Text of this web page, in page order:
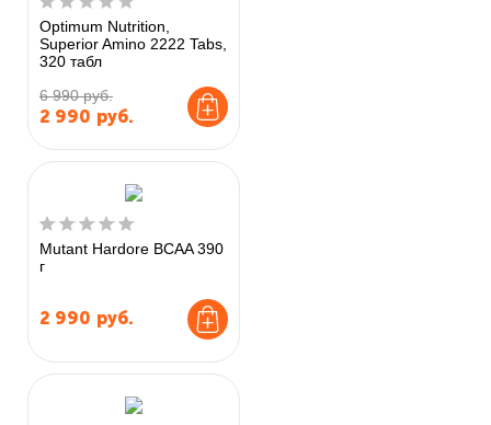
Optimum Nutrition,
Superior Amino 2222 Tabs,
320 табл
6 990 руб.
2 990 руб.
Mutant Hardore BCAA 390
г
2 990 руб.